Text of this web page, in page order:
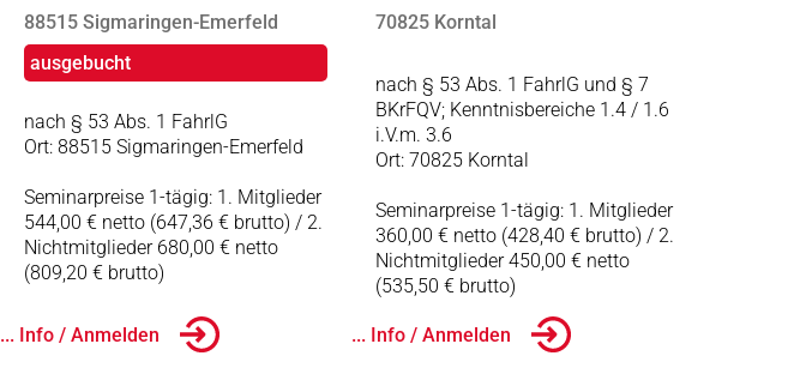
88515 Sigmaringen-Emerfeld
ausgebucht
nach § 53 Abs. 1 FahrlG
Ort: 88515 Sigmaringen-Emerfeld
Seminarpreise 1-tägig: 1. Mitglieder
544,00 € netto (647,36 € brutto) / 2.
Nichtmitglieder 680,00 € netto
(809,20 € brutto)
... Info / Anmelden
70825 Korntal
nach § 53 Abs. 1 FahrlG und § 7
BKrFQV; Kenntnisbereiche 1.4 / 1.6
i.V.m. 3.6
Ort: 70825 Korntal
Seminarpreise 1-tägig: 1. Mitglieder
360,00 € netto (428,40 € brutto) / 2.
Nichtmitglieder 450,00 € netto
(535,50 € brutto)
... Info / Anmelden